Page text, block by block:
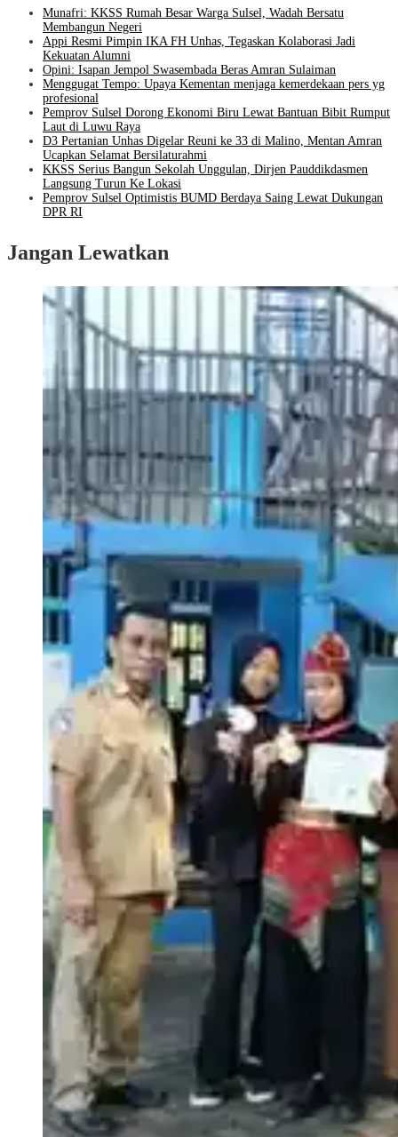
Munafri: KKSS Rumah Besar Warga Sulsel, Wadah Bersatu
Membangun Negeri
Appi Resmi Pimpin IKA FH Unhas, Tegaskan Kolaborasi Jadi
Kekuatan Alumni
Opini: Isapan Jempol Swasembada Beras Amran Sulaiman
Menggugat Tempo: Upaya Kementan menjaga kemerdekaan pers yg
profesional
Pemprov Sulsel Dorong Ekonomi Biru Lewat Bantuan Bibit Rumput
Laut di Luwu Raya
D3 Pertanian Unhas Digelar Reuni ke 33 di Malino, Mentan Amran
Ucapkan Selamat Bersilaturahmi
KKSS Serius Bangun Sekolah Unggulan, Dirjen Pauddikdasmen
Langsung Turun Ke Lokasi
Pemprov Sulsel Optimistis BUMD Berdaya Saing Lewat Dukungan
DPR RI
Jangan Lewatkan